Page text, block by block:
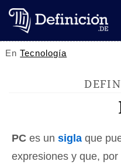
EnTecnología
PC es un sigla que
expresiones y que,